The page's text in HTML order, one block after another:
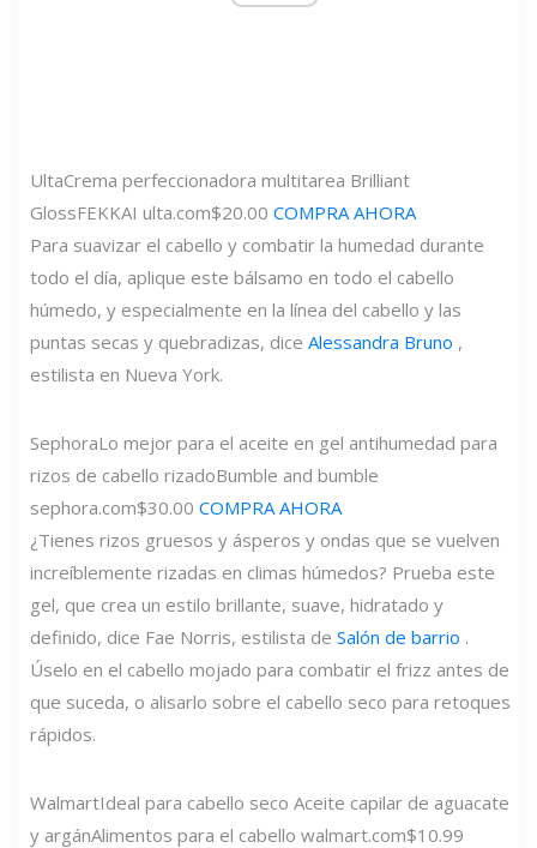
UltaCrema perfeccionadora multitarea Brilliant
GlossFEKKAI ulta.com$20.00 COMPRA AHORA
Para suavizar el cabello y combatir la humedad durante
todo el día, aplique este bálsamo en todo el cabello
húmedo, y especialmente en la línea del cabello y las
puntas secas y quebradizas, dice Alessandra Bruno ,
estilista en Nueva York.
SephoraLo mejor para el aceite en gel antihumedad para
rizos de cabello rizadoBumble and bumble
sephora.com$30.00 COMPRA AHORA
¿Tienes rizos gruesos y ásperos y ondas que se vuelven
increíblemente rizadas en climas húmedos? Prueba este
gel, que crea un estilo brillante, suave, hidratado y
definido, dice Fae Norris, estilista de Salón de barrio .
Úselo en el cabello mojado para combatir el frizz antes de
que suceda, o alisarlo sobre el cabello seco para retoques
rápidos.
WalmartIdeal para cabello seco Aceite capilar de aguacate
y argánAlimentos para el cabello walmart.com$10.99